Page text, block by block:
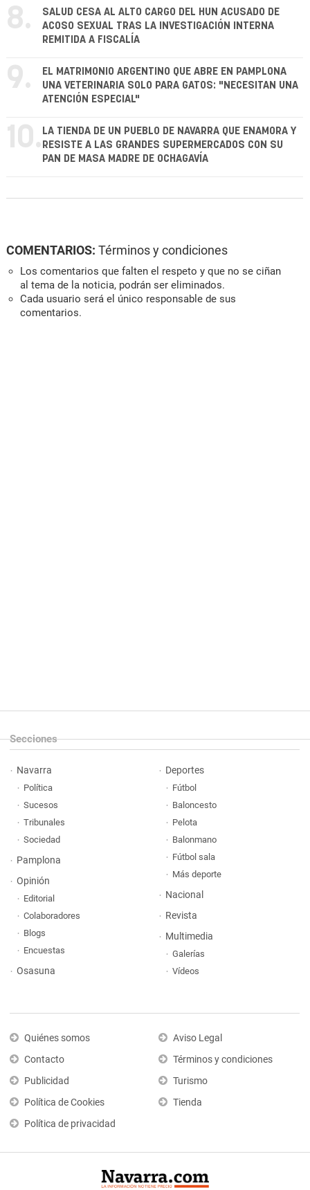
8.
SALUD CESA AL ALTO CARGO DEL HUN ACUSADO DE
ACOSO SEXUAL TRAS LA INVESTIGACIÓN INTERNA
REMITIDA A FISCALÍA
9.
EL MATRIMONIO ARGENTINO QUE ABRE EN PAMPLONA
UNA VETERINARIA SOLO PARA GATOS: "NECESITAN UNA
ATENCIÓN ESPECIAL"
10. LA TIENDA DE UN PUEBLO DE NAVARRA QUE ENAMORA Y
RESISTE A LAS GRANDES SUPERMERCADOS CON SU
PAN DE MASA MADRE DE OCHAGAVÍA
COMENTARIOS: Términos y condiciones
Los comentarios que falten el respeto y que no se ciñan
al tema de la noticia, podrán ser eliminados.
Cada usuario será el único responsable de sus
comentarios.
Secciones
Navarra
Política
Sucesos
Tribunales
Sociedad
Pamplona
Opinión
Editorial
Colaboradores
Blogs
Encuestas
Osasuna
Deportes
Fútbol
Baloncesto
Pelota
Balonmano
Fútbol sala
Más deporte
Nacional
Revista
Multimedia
Galerías
Vídeos
Quiénes somos
Contacto
Publicidad
Política de Cookies
Política de privacidad
Aviso Legal
Términos y condiciones
Turismo
Tienda